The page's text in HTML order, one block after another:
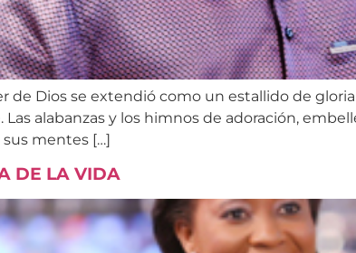
de Dios se extendió como un estallido de
Las alabanzas y los himnos de adoración,
mentes […]
DE LA VIDA